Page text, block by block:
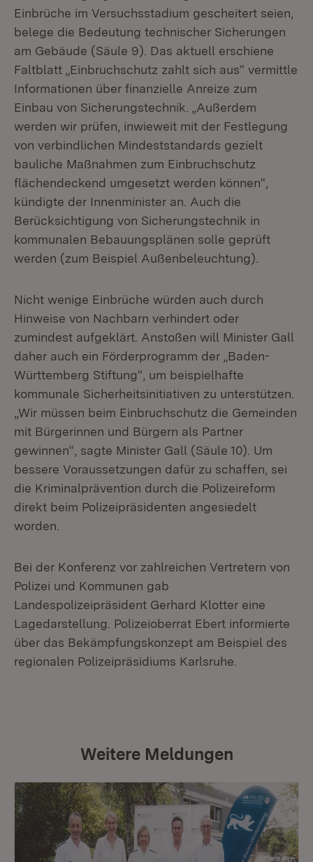
Einbrüche im Versuchsstadium gescheitert seien,
belege die Bedeutung technischer Sicherungen
am Gebäude (Säule 9). Das aktuell erschiene
Faltblatt „Einbruchschutz zahlt sich aus“ vermittle
Informationen über finanzielle Anreize zum
Einbau von Sicherungstechnik. „Außerdem
werden wir prüfen, inwieweit mit der Festlegung
von verbindlichen Mindeststandards gezielt
bauliche Maßnahmen zum Einbruchschutz
flächendeckend umgesetzt werden können“,
kündigte der Innenminister an. Auch die
Berücksichtigung von Sicherungstechnik in
kommunalen Bebauungsplänen solle geprüft
werden (zum Beispiel Außenbeleuchtung).
Nicht wenige Einbrüche würden auch durch
Hinweise von Nachbarn verhindert oder
zumindest aufgeklärt. Anstoßen will Minister Gall
daher auch ein Förderprogramm der „Baden-
Württemberg Stiftung“, um beispielhafte
kommunale Sicherheitsinitiativen zu unterstützen.
„Wir müssen beim Einbruchschutz die Gemeinden
mit Bürgerinnen und Bürgern als Partner
gewinnen“, sagte Minister Gall (Säule 10). Um
bessere Voraussetzungen dafür zu schaffen, sei
die Kriminalprävention durch die Polizeireform
direkt beim Polizeipräsidenten angesiedelt
worden.
Bei der Konferenz vor zahlreichen Vertretern von
Polizei und Kommunen gab
Landespolizeipräsident Gerhard Klotter eine
Lagedarstellung. Polizeioberrat Ebert informierte
über das Bekämpfungskonzept am Beispiel des
regionalen Polizeipräsidiums Karlsruhe.
Weitere Meldungen